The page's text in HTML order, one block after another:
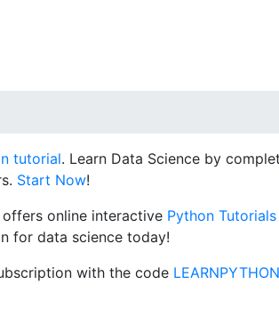
tutorial. Learn Data Science by
Start Now!
offers online interactive Python Tutorials
for data science today!
with the code